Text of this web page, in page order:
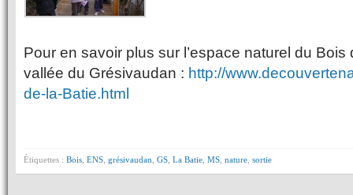
Pour en savoir plus sur l’espace naturel du Bois
vallée du Grésivaudan : http://
de-la-Batie.html
Étiquettes : Bois ENS grésivaudan GS La Batie MS nature sortie